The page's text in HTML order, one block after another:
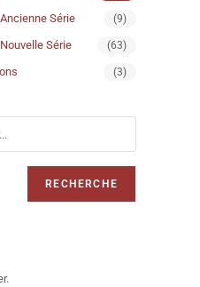
Série (9)
Série (63)
(3)
RECHERCHE